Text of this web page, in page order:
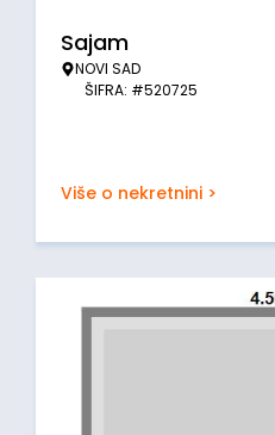
Sajam
NOVI SAD
ŠIFRA: #520725
Više o nekretnini >